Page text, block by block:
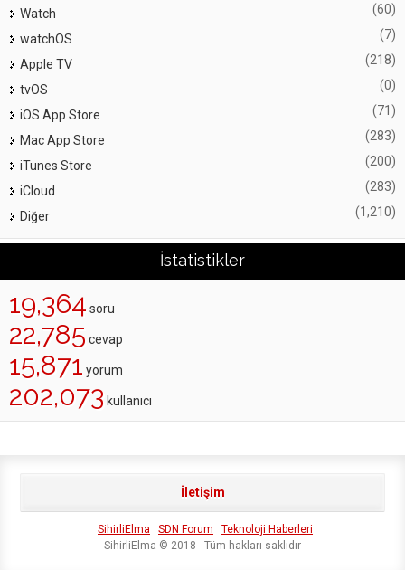
Watch (60)
watchOS (7)
Apple TV (218)
tvOS (0)
iOS App Store (71)
Mac App Store (283)
iTunes Store (200)
iCloud (283)
Diğer (1,210)
İstatistikler
19,364 soru
22,785 cevap
15,871 yorum
202,073 kullanıcı
İletişim
SihirliElma SDN Forum
Teknoloji Haberleri
SihirliElma © 2018 - Tüm hakları saklıdır